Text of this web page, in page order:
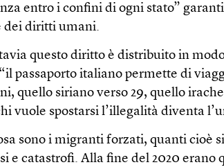
entro i confini di ogni stato”
dei diritti umani.
questo diritto è distribuito in
passaporto italiano permette di
quello siriano verso 29, quello
vuole spostarsi l’illegalità diventa
sono i migranti forzati, quanti cioè
e catastrofi. Alla fine del 2020 erano